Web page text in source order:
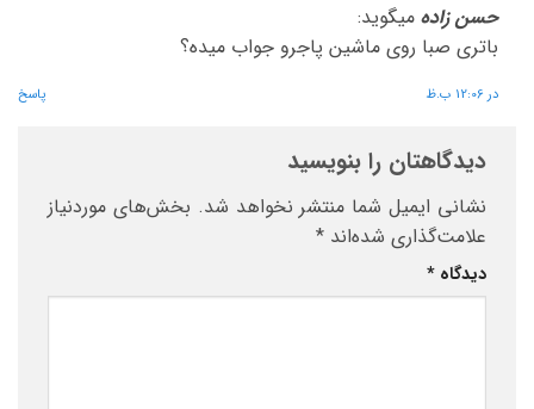
حسن زاده میگوید:
باتری صبا روی ماشین پاجرو جواب میده؟
در 12:06 ب.ظ پاسخ
دیدگاهتان را بنویسید
نشانی ایمیل شما منتشر نخواهد شد. بخش‌های موردنیاز
علامت‌گذاری شده‌اند *
دیدگاه *